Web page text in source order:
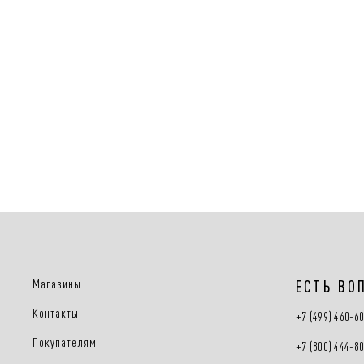
Магазины
Контакты
Покупателям
ЕСТЬ
+7 (499) 460-
+7 (800) 444-